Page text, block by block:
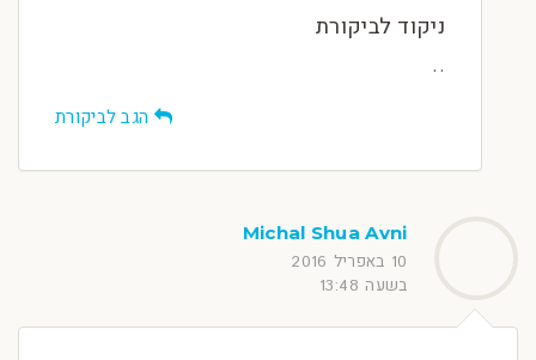
ניקוד לביקורת
..
הגב לביקורת
Michal Shua Avni
10 באפריל 2016
בשעה 13:48